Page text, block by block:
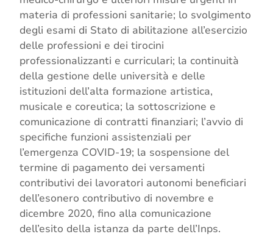
materia di professioni sanitarie; lo svolgimento
degli esami di Stato di abilitazione all’esercizio
delle professioni e dei tirocini
professionalizzanti e curriculari; la continuità
della gestione delle università e delle
istituzioni dell’alta formazione artistica,
musicale e coreutica; la sottoscrizione e
comunicazione di contratti finanziari; l’avvio di
specifiche funzioni assistenziali per
l’emergenza COVID-19; la sospensione del
termine di pagamento dei versamenti
contributivi dei lavoratori autonomi beneficiari
dell’esonero contributivo di novembre e
dicembre 2020, fino alla comunicazione
dell’esito della istanza da parte dell’Inps.